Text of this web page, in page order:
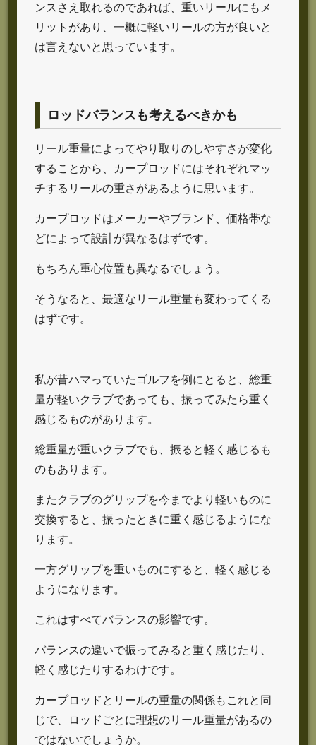
ンスさえ取れるのであれば、重いリールにもメ
リットがあり、一概に軽いリールの方が良いと
は言えないと思っています。
ロッドバランスも考えるべきかも
リール重量によってやり取りのしやすさが変化
することから、カープロッドにはそれぞれマッ
チするリールの重さがあるように思います。
カープロッドはメーカーやブランド、価格帯な
どによって設計が異なるはずです。
もちろん重心位置も異なるでしょう。
そうなると、最適なリール重量も変わってくる
はずです。
私が昔ハマっていたゴルフを例にとると、総重
量が軽いクラブであっても、振ってみたら重く
感じるものがあります。
総重量が重いクラブでも、振ると軽く感じるも
のもあります。
またクラブのグリップを今までより軽いものに
交換すると、振ったときに重く感じるようにな
ります。
一方グリップを重いものにすると、軽く感じる
ようになります。
これはすべてバランスの影響です。
バランスの違いで振ってみると重く感じたり、
軽く感じたりするわけです。
カープロッドとリールの重量の関係もこれと同
じで、ロッドごとに理想のリール重量があるの
ではないでしょうか。